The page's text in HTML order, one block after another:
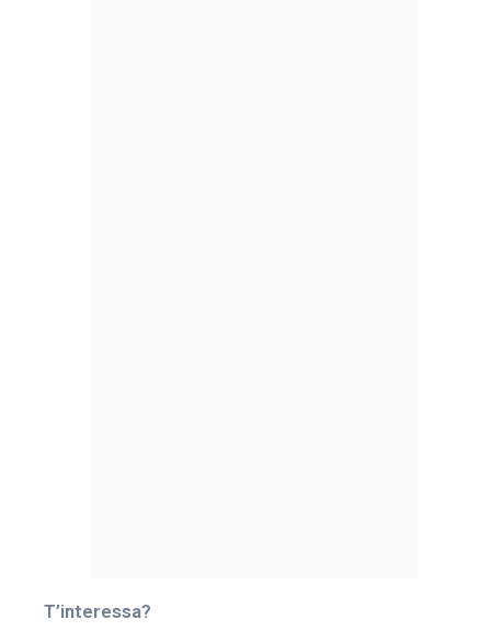
T’interessa?